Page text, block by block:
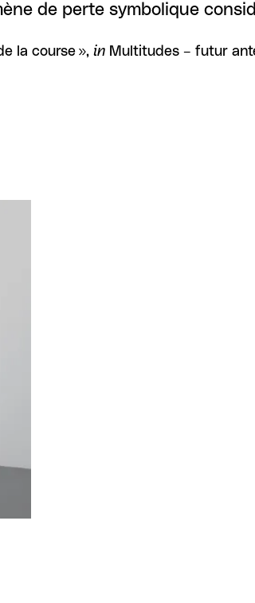
de perte symbolique
la course », in Multitudes – futur